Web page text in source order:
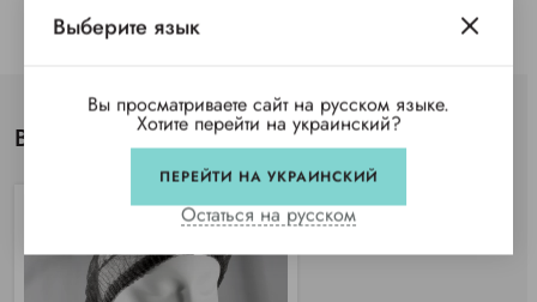
Вы просматривали
Выберите язык
Вы просматриваете сайт на русском языке.
Хотите перейти на украинский?
ПЕРЕЙТИ НА УКРАИНСКИЙ
Остаться на русском